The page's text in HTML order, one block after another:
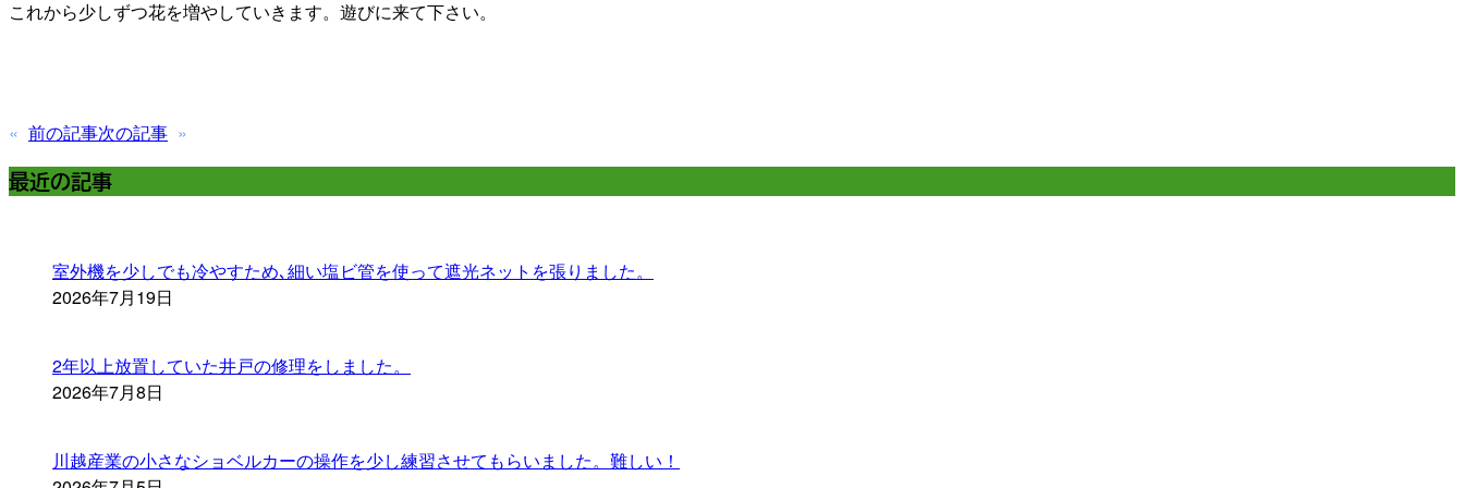
これから少しずつ花を増やしていきます。遊びに来て下さい。
« 前の記事次の記事 »
最近の記事
室外機を少しでも冷やすため､細い塩ビ管を使って遮光ネットを張りました。
2026年7月19日
2年以上放置していた井戸の修理をしました。
2026年7月8日
川越産業の小さなショベルカーの操作を少し練習させてもらいました。難しい！